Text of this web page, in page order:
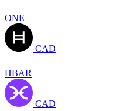
ONE
CAD
HBAR
CAD